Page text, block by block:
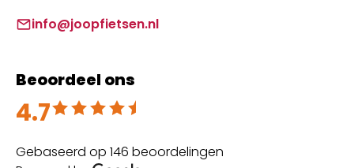
info@joopfietsen.nl
Beoordeel ons
4.7
Beoordeeld met 4.7 uit 5
Gebaseerd op 146 beoordelingen